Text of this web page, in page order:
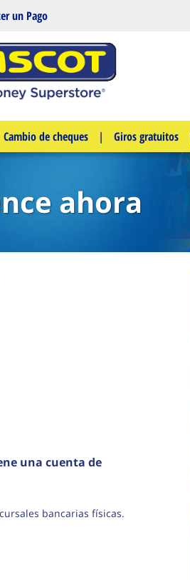
un Pago
Cambio de cheques | Giros gratuitos
ahora
una cuenta de
bancarias físicas.